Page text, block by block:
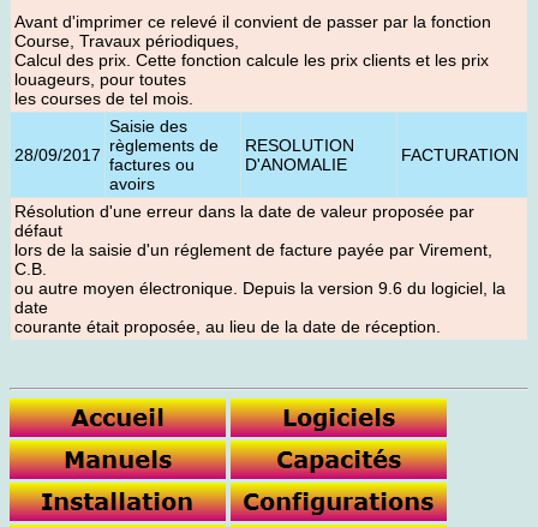
Avant d'imprimer ce relevé il convient de passer par la fonction
Course, Travaux périodiques,
Calcul des prix. Cette fonction calcule les prix clients et les prix
louageurs, pour toutes
les courses de tel mois.
28/09/2017
Saisie des
règlements de
factures ou
avoirs
RESOLUTION
D'ANOMALIE
FACTURATION
Résolution d'une erreur dans la date de valeur proposée par
défaut
lors de la saisie d'un réglement de facture payée par Virement,
C.B.
ou autre moyen électronique. Depuis la version 9.6 du logiciel, la
date
courante était proposée, au lieu de la date de réception.